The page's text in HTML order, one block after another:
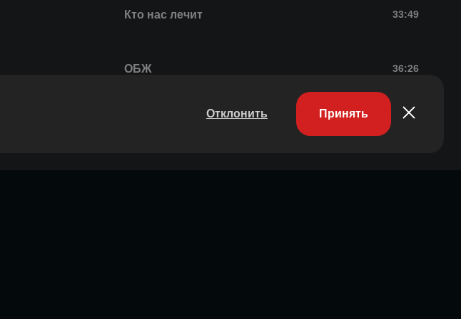
Кто нас лечит 33:49
ОБЖ 36:26
35:08
Отклонить Принять